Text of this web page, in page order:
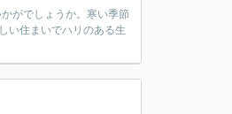
がでしょうか。寒い季節
い住まいでハリのある生